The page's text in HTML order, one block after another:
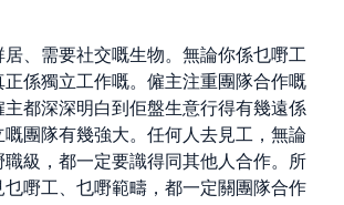
居、需要社交嘅生物。無論你係乜嘢工
係獨立工作嘅。僱主注重團隊合作嘅
主都深深明白到佢盤生意行得有幾遠係
嘅團隊有幾強大。任何人去見工，無論
級，都一定要識得同其他人合作。所
乜嘢工、乜嘢範疇，都一定關團隊合作